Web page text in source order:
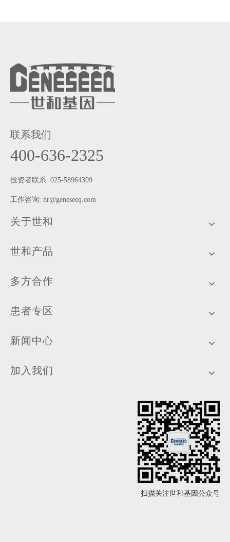
联系我们
400-636-2325
投资者联系: 025-58964309
工作咨询: hr@geneseeq.com
关于世和
世和产品
多方合作
患者专区
新闻中心
加入我们
扫描关注世和基因公众号